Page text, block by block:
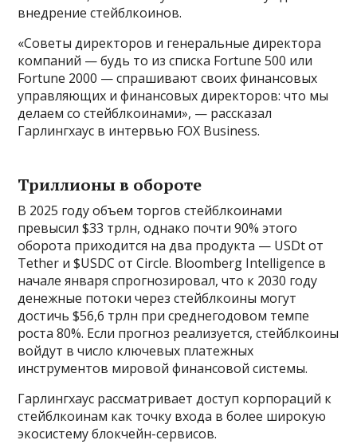
внедрение стейблкоинов.
«Советы директоров и генеральные директора
компаний — будь то из списка Fortune 500 или
Fortune 2000 — спрашивают своих финансовых
управляющих и финансовых директоров: что мы
делаем со стейблкоинами», — рассказал
Гарлингхаус в интервью FOX Business.
Триллионы в обороте
В 2025 году объем торгов стейблкоинами
превысил $33 трлн, однако почти 90% этого
оборота приходится на два продукта — USDt от
Tether и $USDC от Circle. Bloomberg Intelligence в
начале января спрогнозировал, что к 2030 году
денежные потоки через стейблкоины могут
достичь $56,6 трлн при среднегодовом темпе
роста 80%. Если прогноз реализуется, стейблкоины
войдут в число ключевых платежных
инструментов мировой финансовой системы.
Гарлингхаус рассматривает доступ корпораций к
стейблкоинам как точку входа в более широкую
экосистему блокчейн-сервисов.